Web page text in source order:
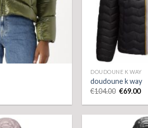
DOUDOUNE K WAY
doudoune k way
€104.00 €69.00